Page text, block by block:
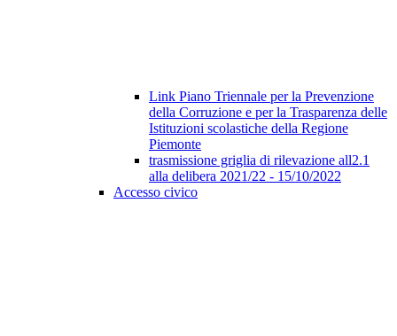
Link Piano Triennale per la Prevenzione
della Corruzione e per la Trasparenza delle
Istituzioni scolastiche della Regione
Piemonte
trasmissione griglia di rilevazione all2.1
alla delibera 2021/22 - 15/10/2022
Accesso civico